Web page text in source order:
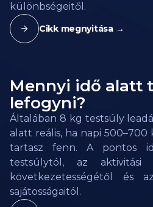
különbségeitől.
Cikk megnyitása →
Mennyi idő alatt
lefogyni?
Általában 8 kg testsúly
alatt reális, ha napi
tartasz fenn. A pontos
testsúlytól, az
következetességétől és
sajátosságaitól.